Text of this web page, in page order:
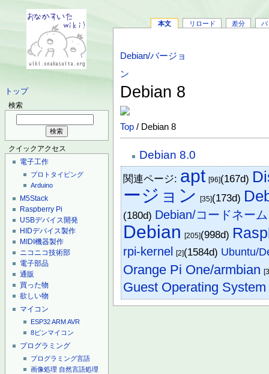
トップ
検索
クイックアクセス
電子工作
プロトタイピング
Arduino
M5Stack
Raspberry Pi
USBデバイス開発
HIDデバイス製作
MIDI機器製作
ニコニコ技術部
電子部品
通販
買った物
欲しい物
マイコン
ESP32ARMAVR
8ピンマイコン
プログラミング
プログラミング言語
画像処理 自然言語処理
本文 リロード 差分 バ
Debian/バージョ
ン
Debian 8
Top / Debian 8
Debian 8.0
関連ページ: apt [96](167d)
ージョン [35](173d)
(180d) Debian/コードネーム
Debian [205](998d)
rpi-kernel [2](1584d) Ubuntu/
Orange Pi One/armbian
Guest Operating